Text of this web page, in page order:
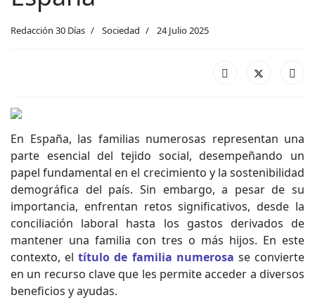
Redacción 30 Días Sociedad 24 Julio 2025
En España, las familias numerosas representan una
parte esencial del tejido social, desempeñando un
papel fundamental en el crecimiento y la sostenibilidad
demográfica del país. Sin embargo, a pesar de su
importancia, enfrentan retos significativos, desde la
conciliación laboral hasta los gastos derivados de
mantener una familia con tres o más hijos. En este
contexto, eltítulo de familia numerosa se convierte
en un recurso clave que les permite acceder a diversos
beneficios y ayudas.